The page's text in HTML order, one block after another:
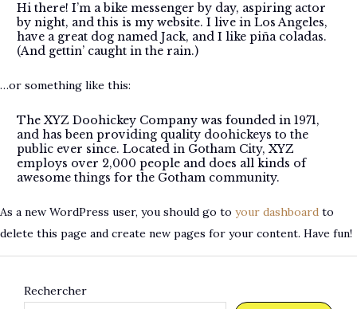
Hi there! I’m a bike messenger by day, aspiring actor
by night, and this is my website. I live in Los Angeles,
have a great dog named Jack, and I like piña coladas.
(And gettin’ caught in the rain.)
…or something like this:
The XYZ Doohickey Company was founded in 1971,
and has been providing quality doohickeys to the
public ever since. Located in Gotham City, XYZ
employs over 2,000 people and does all kinds of
awesome things for the Gotham community.
As a new WordPress user, you should go to your dashboard to
delete this page and create new pages for your content. Have fun!
Rechercher